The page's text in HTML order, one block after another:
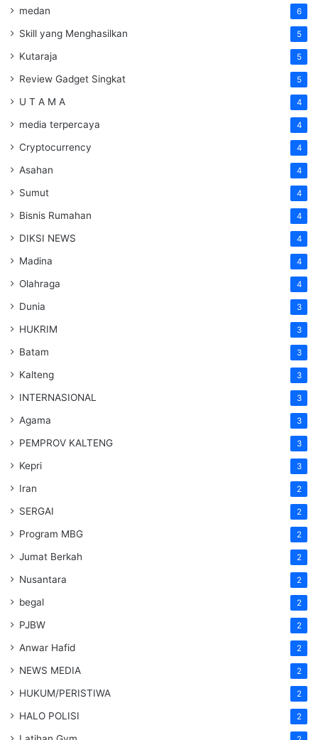
medan 6
Skill yang Menghasilkan 5
Kutaraja 5
Review Gadget Singkat 5
U T A M A 4
media terpercaya 4
Cryptocurrency 4
Asahan 4
Sumut 4
Bisnis Rumahan 4
DIKSI NEWS 4
Madina 4
Olahraga 4
Dunia 3
HUKRIM 3
Batam 3
Kalteng 3
INTERNASIONAL 3
Agama 3
PEMPROV KALTENG 3
Kepri 3
Iran 2
SERGAI 2
Program MBG 2
Jumat Berkah 2
Nusantara 2
begal 2
PJBW 2
Anwar Hafid 2
NEWS MEDIA 2
HUKUM/PERISTIWA 2
HALO POLISI 2